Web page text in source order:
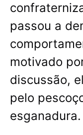
passou a
motivado
discussão,
pelo
esganadura.